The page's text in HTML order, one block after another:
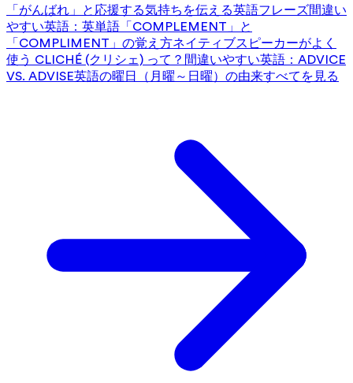
「がんばれ」と応援する気持ちを伝える英語フレーズ間違い
やすい英語：英単語「COMPLEMENT」と
「COMPLIMENT」の覚え方ネイティブスピーカーがよく
使う CLICHÉ (クリシェ) って？ 間違いやすい英語：ADVICE
VS. ADVISE英語の曜日（月曜～日曜）の由来すべてを見る